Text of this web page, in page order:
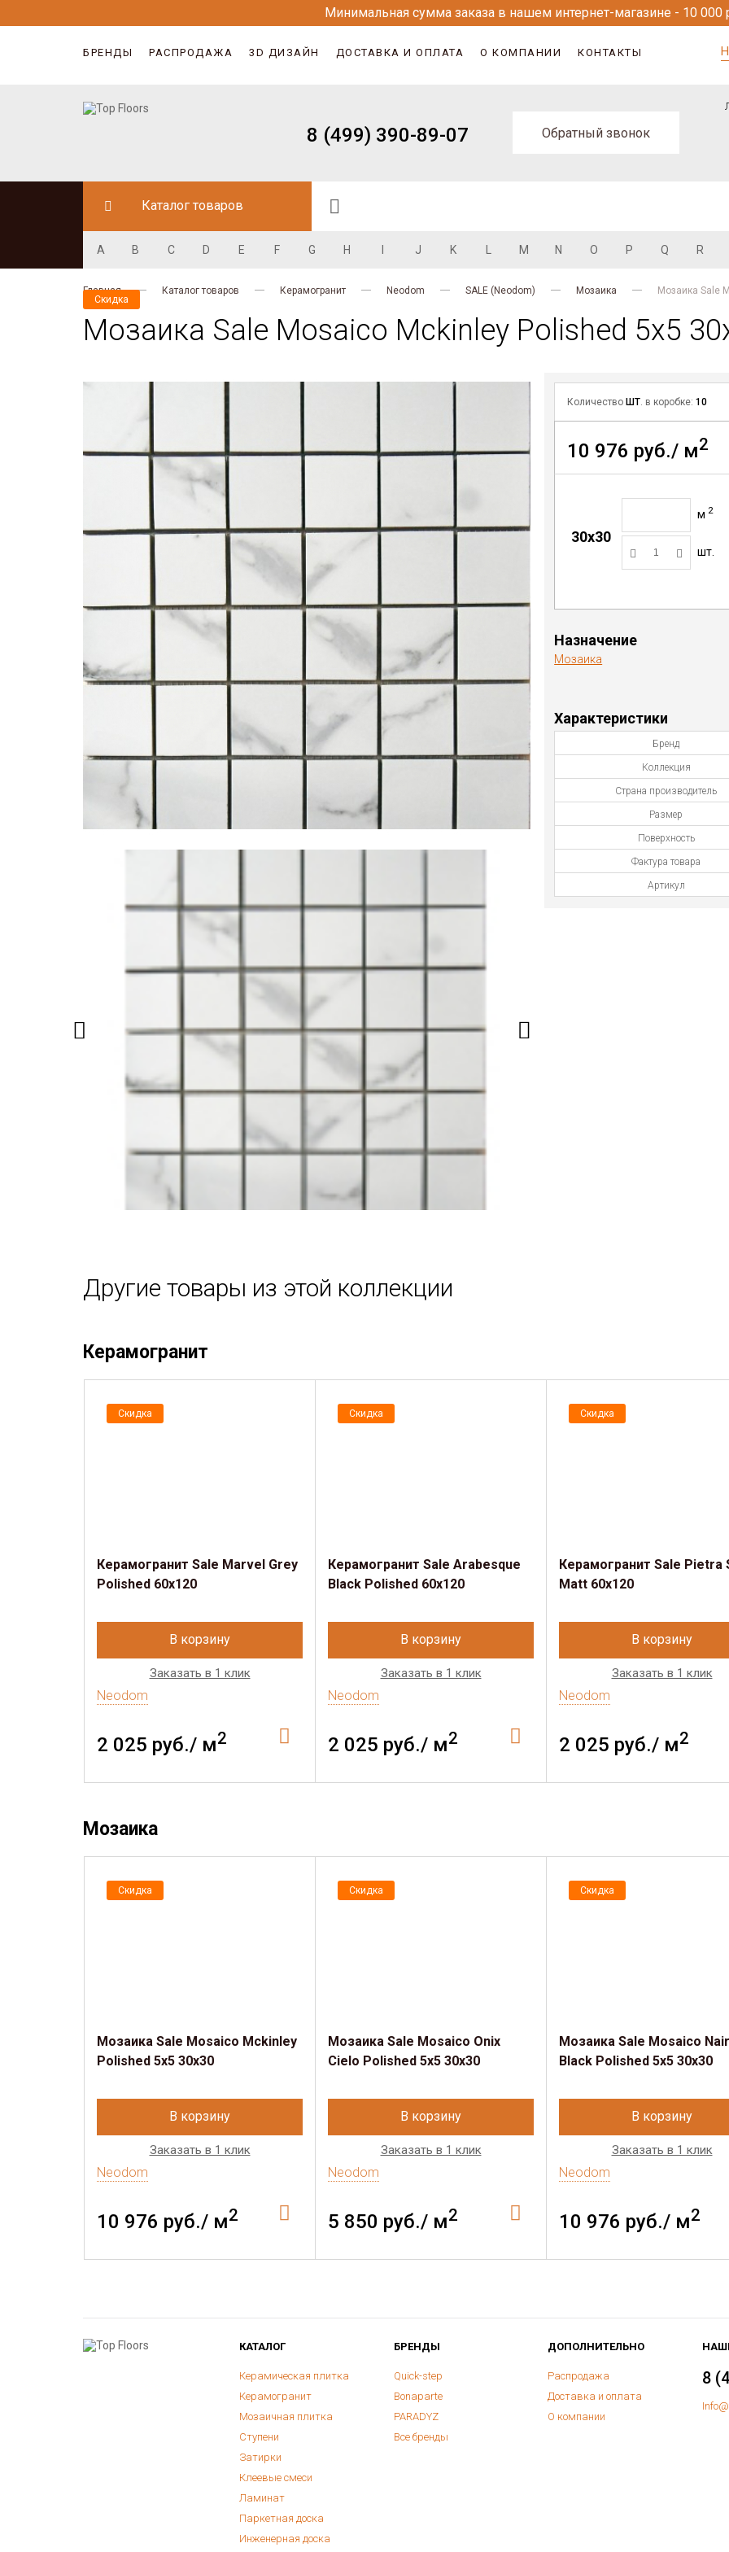
Минимальная сумма заказа в нашем интернет-магазине - 10 000
БРЕНДЫ РАСПРОДАЖА 3D ДИЗАЙН ДОСТАВКА И ОПЛАТА О КОМПАНИИ КОНТАКТЫ
8 (499) 390-89-07 Обратный звонок
Каталог товаров
A B C D E F G H J K M N O P Q R
Главная Каталог товаров Керамогранит Neodom SALE (Neodom) Мозаика Мозаика Sale
Мозаика Sale Mosaico Mckinley Polished 5x5
Скидка
Количество ШТ. в коробке:10
10 976 руб./ м2
30x30
м 2
шт.
Назначение
Мозаика
Характеристики
Бренд
Коллекция
Страна производитель
Размер
Поверхность
Фактура товара
Артикул
Другие товары из этой коллекции
Керамогранит
Скидка
Керамогранит Sale Marvel Grey
Polished 60x120
В корзину
Заказать в 1 клик
Neodom
2 025 руб./ м2
Скидка
Керамогранит Sale Arabesque
Black Polished 60x120
В корзину
Заказать в 1 клик
Neodom
2 025 руб./ м2
Скидка
Керамогранит Sale Pietra
Matt 60x120
В корзину
Заказать в 1 клик
Neodom
2 025 руб./ м2
Мозаика
Скидка
Мозаика Sale Mosaico Mckinley
Polished 5x5 30х30
В корзину
Заказать в 1 клик
Neodom
10 976 руб./ м2
Скидка
Мозаика Sale Mosaico Onix
Cielo Polished 5x5 30х30
В корзину
Заказать в 1 клик
Neodom
5 850 руб./ м2
Скидка
Мозаика Sale Mosaico
Black Polished 5x5 30х30
В корзину
Заказать в 1 клик
Neodom
10 976 руб./ м2
КАТАЛОГ
Керамическая плитка
Керамогранит
Мозаичная плитка
Ступени
Затирки
Клеевые смеси
Ламинат
Паркетная доска
Инженерная доска
БРЕНДЫ
Quick-step
Bonaparte
PARADYZ
Все бренды
ДОПОЛНИТЕЛЬНО
Распродажа
Доставка и оплата
О компании
8